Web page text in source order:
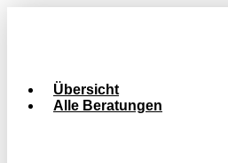
Übersicht
Alle Beratungen